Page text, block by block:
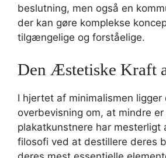
beslutning, men også en
der kan gøre komplekse
tilgængelige og forståelige.
Den Æstetiske Kraft
I hjertet af minimalismen
overbevisning om, at mindre
plakatkunstnere har mesterligt
filosofi ved at destillere deres